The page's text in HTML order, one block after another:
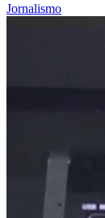
Jornalismo